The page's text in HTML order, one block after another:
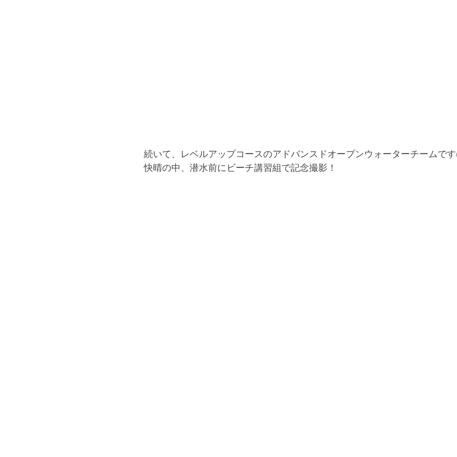
続いて、レベルアップコースのアドバンスドオープンウォーターチームで
快晴の中、潜水前にビーチ講習組で記念撮影！